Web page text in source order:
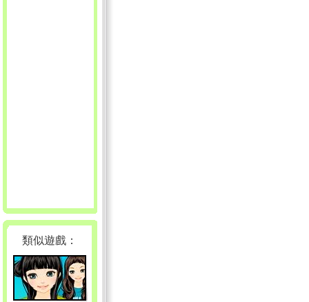
類似遊戲：